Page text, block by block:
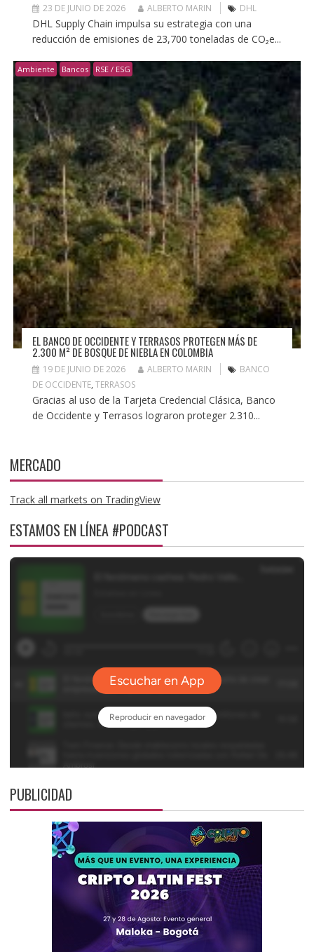
23 DE JUNIO DE 2026 ALBERTO MARIN DHL
DHL Supply Chain impulsa su estrategia con una
reducción de emisiones de 23,700 toneladas de CO₂e...
Ambiente Bancos RSE / ESG
EL BANCO DE OCCIDENTE Y TERRASOS PROTEGEN MÁS DE
2.300 M² DE BOSQUE DE NIEBLA EN COLOMBIA
19 DE JUNIO DE 2026 ALBERTO MARIN
BANCO
DE OCCIDENTE, TERRASOS
Gracias al uso de la Tarjeta Credencial Clásica, Banco
de Occidente y Terrasos lograron proteger 2.310...
MERCADO
Track all markets on TradingView
ESTAMOS EN LÍNEA #PODCAST
PUBLICIDAD